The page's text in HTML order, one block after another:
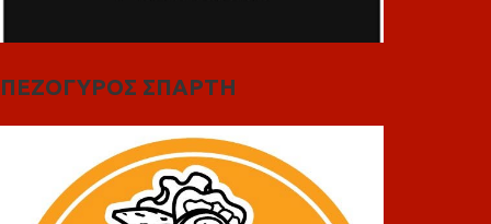
ΠΕΖΟΓΥΡΟΣ ΣΠΑΡΤΗ